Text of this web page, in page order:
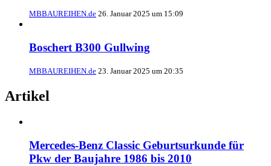
MBBAUREIHEN.de 26. Januar 2025 um 15:09
Boschert B300 Gullwing
MBBAUREIHEN.de 23. Januar 2025 um 20:35
Artikel
Mercedes-Benz Classic Geburtsurkunde für
Pkw der Baujahre 1986 bis 2010